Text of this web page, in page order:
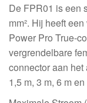
De FPR01 is een
mm². Hij heeft
Power Pro True-
vergrendelbare
connector aan
1,5 m, 3 m, 6 m